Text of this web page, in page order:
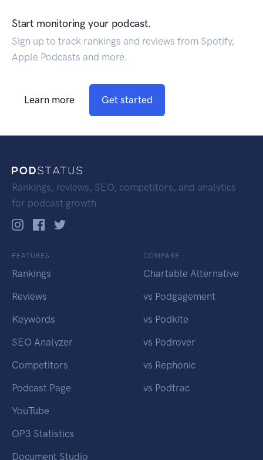
Start monitoring your podcast.
Sign up to track rankings and reviews from Spotify,
Apple Podcasts and more.
Learn more Get started
Rankings, reviews, SEO, competitors, and analytics
for podcast growth.
FEATURES
Rankings
Reviews
Keywords
SEO Analyzer
Competitors
Podcast Page
YouTube
OP3 Statistics
Document Studio
COMPARE
Chartable Alternative
vs Podgagement
vs Podkite
vs Podrover
vs Rephonic
vs Podtrac